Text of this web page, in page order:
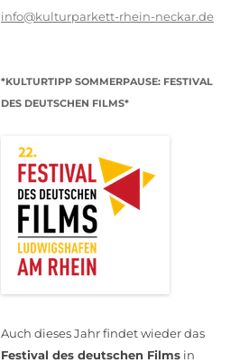
info@kulturparkett-rhein-neckar.de
*KULTURTIPP SOMMERPAUSE: FESTIVAL
DES DEUTSCHEN FILMS*
Auch dieses Jahr findet wieder das
Festival des deutschen Films in